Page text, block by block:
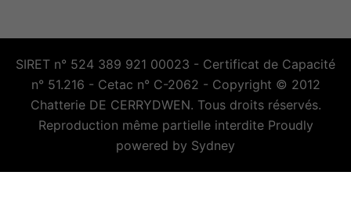
SIRET n° 524 389 921 00023 - Certificat de Capacité
n° 51.216 - Cetac n° C-2062 - Copyright © 2012
Chatterie DE CERRYDWEN. Tous droits réservés.
Reproduction même partielle interdite Proudly
powered by Sydney